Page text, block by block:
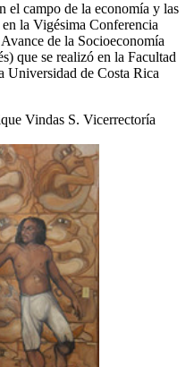
el campo de la economía y las
la Vigésima Conferencia
de la Socioeconomía
que se realizó en la Facultad
Universidad de Costa Rica
Vindas S. Vicerrectoría